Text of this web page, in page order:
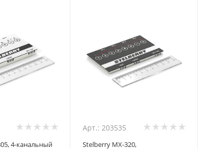
4-канальный
Арт.: 203535
Stelberry MX-320,